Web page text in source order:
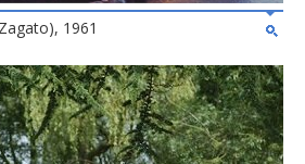
1961